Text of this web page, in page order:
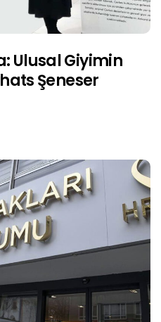
Ulusal Giyimin
Şeneser